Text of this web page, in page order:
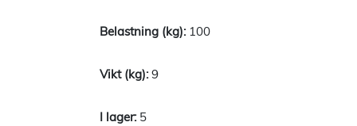
100
9
5